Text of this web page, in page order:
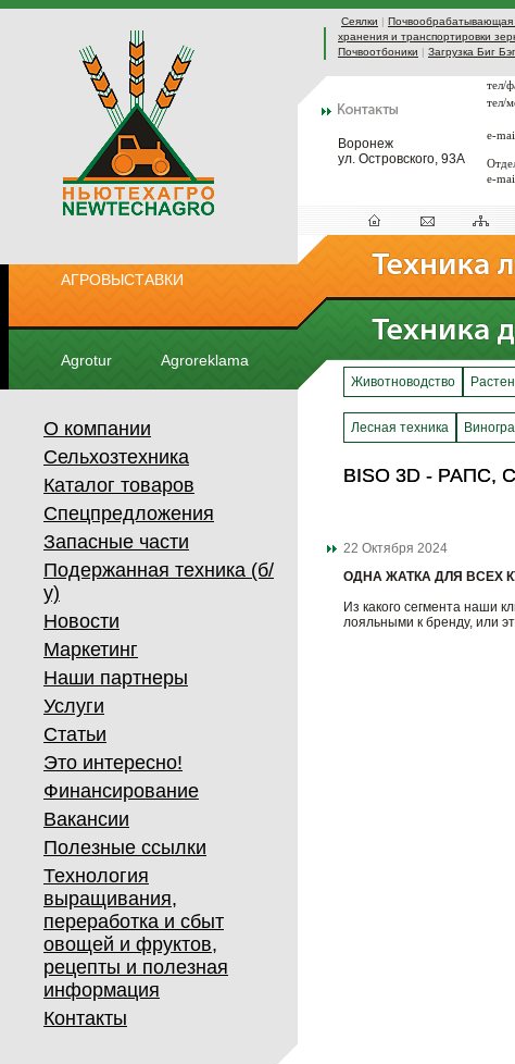
Сеялки | Почвообрабатывающая
хранения и транспортировки
Почвоотбоники | Загрузка Биг
Воронеж
ул. Островского, 93А
тел/
тел/
e-
e-
АГРОВЫСТАВКИ
Agrotur Agroreklama
О компании
Сельхозтехника
Каталог товаров
Спецпредложения
Запасные части
Подержанная техника (б/
у)
Новости
Маркетинг
Наши партнеры
Услуги
Статьи
Это интересно!
Финансирование
Вакансии
Полезные ссылки
Технология
выращивания,
переработка и сбыт
овощей и фруктов,
рецепты и полезная
информация
Контакты
Животноводство
Лесная техника
BISO 3D - РАПС,
BISO 3D - РАПС,
22 Октября 2024
ОДНА ЖАТКА ДЛЯ ВСЕХ
Из какого сегмента наши
лояльными к бренду, или